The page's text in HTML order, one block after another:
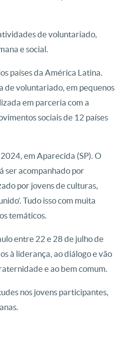
de voluntariado,
e social.
países da América Latina.
de voluntariado, em pequenos
em parceria com a
sociais de 12 países
em Aparecida (SP). O
ser acompanhado por
por jovens de culturas,
Tudo isso com muita
temáticos.
entre 22 e 28 de julho de
à liderança, ao diálogo e vão
e ao bem comum.
nos jovens participantes,